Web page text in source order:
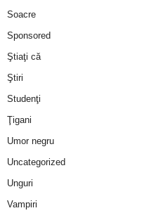
Soacre
Sponsored
Ştiaţi că
Ştiri
Studenţi
Ţigani
Umor negru
Uncategorized
Unguri
Vampiri